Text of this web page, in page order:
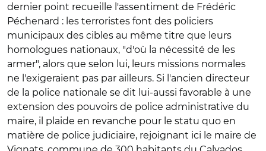
dernier point recueille l'assentiment de Frédéric
Péchenard : les terroristes font des policiers
municipaux des cibles au même titre que leurs
homologues nationaux, "d'où la nécessité de les
armer", alors que selon lui, leurs missions normales
ne l'exigeraient pas par ailleurs. Si l'ancien directeur
de la police nationale se dit lui-aussi favorable à une
extension des pouvoirs de police administrative du
maire, il plaide en revanche pour le statu quo en
matière de police judiciaire, rejoignant ici le maire de